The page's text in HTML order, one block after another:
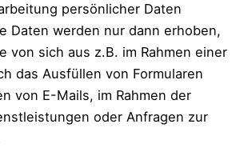
persönlicher Daten
Daten werden nur dann erhoben,
von sich aus z.B. im Rahmen einer
das Ausfüllen von Formularen
von E-Mails, im Rahmen der
oder Anfragen zur